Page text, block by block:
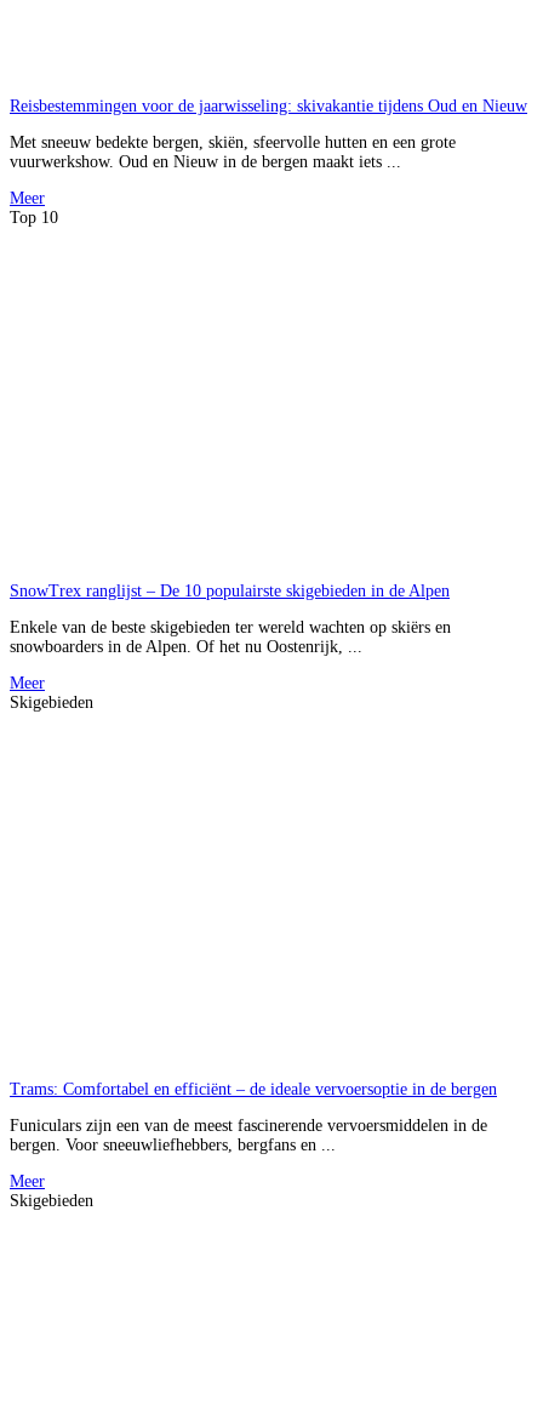
Reisbestemmingen voor de jaarwisseling: skivakantie tijdens Oud en Nieuw
Met sneeuw bedekte bergen, skiën, sfeervolle hutten en een grote
vuurwerkshow. Oud en Nieuw in de bergen maakt iets ...
Meer
Top 10
SnowTrex ranglijst – De 10 populairste skigebieden in de Alpen
Enkele van de beste skigebieden ter wereld wachten op skiërs en
snowboarders in de Alpen. Of het nu Oostenrijk, ...
Meer
Skigebieden
Trams: Comfortabel en efficiënt – de ideale vervoersoptie in de bergen
Funiculars zijn een van de meest fascinerende vervoersmiddelen in de
bergen. Voor sneeuwliefhebbers, bergfans en ...
Meer
Skigebieden